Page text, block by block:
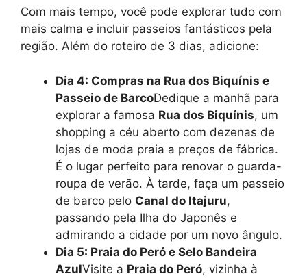
Com mais tempo, você pode explorar tudo com
mais calma e incluir passeios fantásticos pela
região. Além do roteiro de 3 dias, adicione:
Dia 4: Compras na Rua dos Biquínis e
Passeio de BarcoDedique a manhã para
explorar a famosa Rua dos Biquínis, um
shopping a céu aberto com dezenas de
lojas de moda praia a preços de fábrica.
É o lugar perfeito para renovar o guarda-
roupa de verão. À tarde, faça um passeio
de barco pelo Canal do Itajuru,
passando pela Ilha do Japonês e
admirando a cidade por um novo ângulo.
Dia 5: Praia do Peró e Selo Bandeira
AzulVisite a Praia do Peró, vizinha à